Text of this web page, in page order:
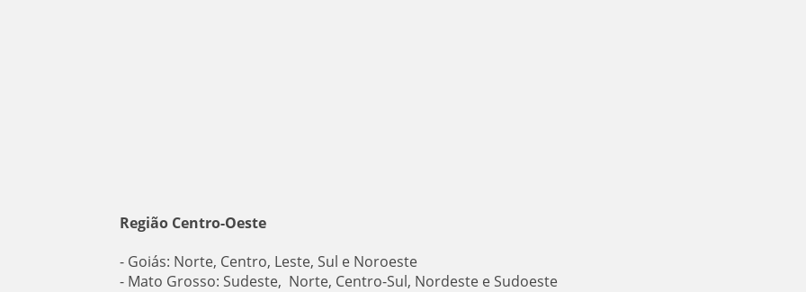
Região Centro-Oeste
- Goiás: Norte, Centro, Leste, Sul e Noroeste
- Mato Grosso: Sudeste, Norte, Centro-Sul, Nordeste e Sudoeste